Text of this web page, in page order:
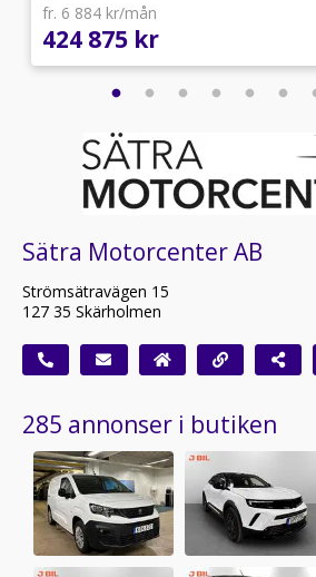
fr. 6 884 kr/mån
424 875 kr
Sätra Motorcenter AB
Strömsätravägen 15
127 35 Skärholmen
285 annonser i butiken